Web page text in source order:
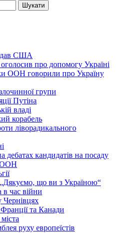
США
про допомогу Україні
ООН говорили про Україну
групи
Путіна
владі
корабель
ліворадикального
кандидатів на посаду
ООН
що ви з Україною“
в час війни
Чернівцях
та Канади
руху европеїстів